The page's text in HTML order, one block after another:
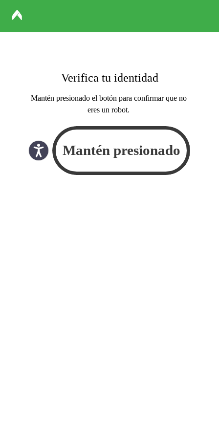
Verifica tu identidad
Mantén presionado el botón para confirmar que no
eres un robot.